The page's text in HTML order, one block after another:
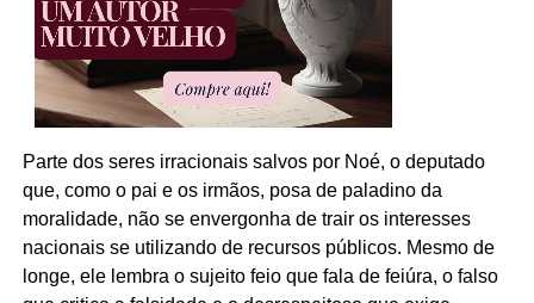
Parte dos seres irracionais salvos por Noé, o deputado
que, como o pai e os irmãos, posa de paladino da
moralidade, não se envergonha de trair os interesses
nacionais se utilizando de recursos públicos. Mesmo de
longe, ele lembra o sujeito feio que fala de feiúra, o falso